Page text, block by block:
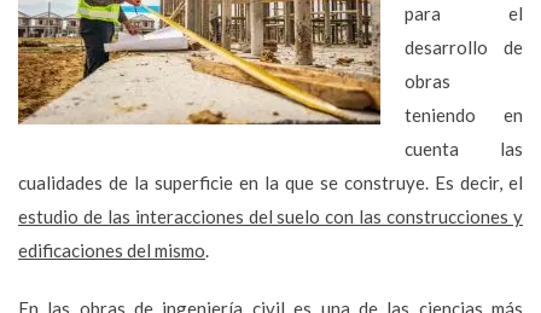
para el
desarrollo de
obras
teniendo en
cuenta las
cualidades de la superficie en la que se construye. Es decir, el
estudio de las interacciones del suelo con las construcciones y
edificaciones del mismo.
En las obras de ingeniería civil es una de las ciencias más